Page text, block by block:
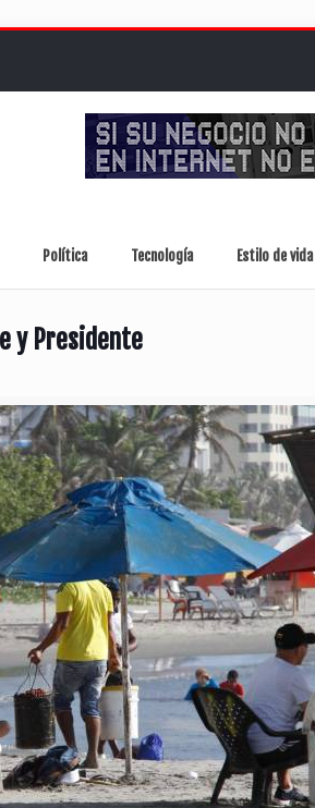
Política Tecnología Estilo de vida
y Presidente